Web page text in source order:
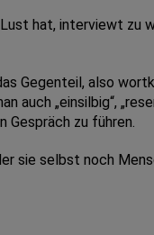
hat, interviewt
Gegenteil, also
„einsilbig“,
Gespräch zu führen.
sie selbst noch